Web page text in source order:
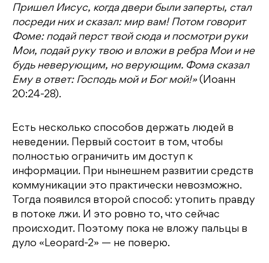
Пришел Иисус, когда двери были заперты, стал
посреди них и сказал: мир вам! Потом говорит
Фоме: подай перст твой сюда и посмотри руки
Мои, подай руку твою и вложи в ребра Мои и не
будь неверующим, но верующим. Фома сказал
Ему в ответ: Господь мой и Бог мой!»(Иоанн
20:24-28).
Есть несколько способов держать людей в
неведении. Первый состоит в том, чтобы
полностью ограничить им доступ к
информации. При нынешнем развитии средств
коммуникации это практически невозможно.
Тогда появился второй способ: утопить правду
в потоке лжи. И это ровно то, что сейчас
происходит. Поэтому пока не вложу пальцы в
дуло «Leopard-2» — не поверю.